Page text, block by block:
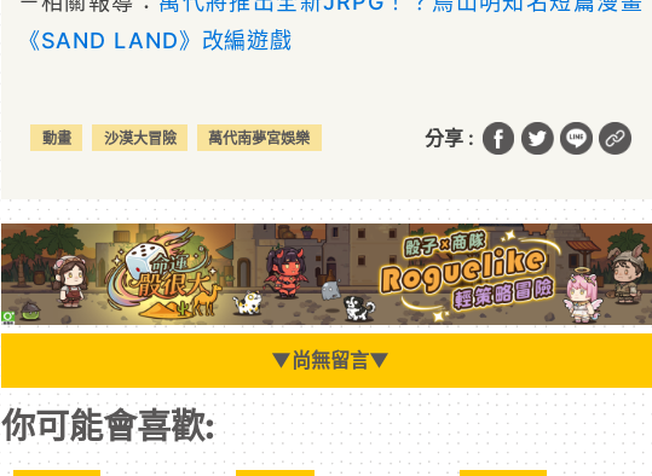
《SAND LAND》改編遊戲
動畫 沙漠大冒險 萬代南夢宮娛樂 分享 :
▼尚無留言▼
你可能會喜歡: